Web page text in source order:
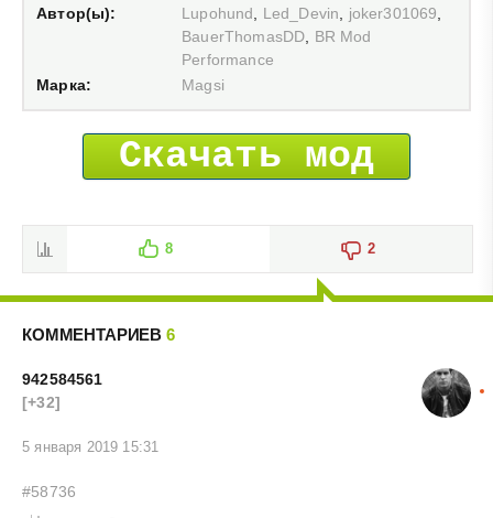
Автор(ы): Lupohund Led_Devin joker301069
BauerThomasDD
BR Mod
Performance
Марка:
Magsi
Скачать мод
8 2
КОММЕНТАРИЕВ 6
942584561
[+32]
5 января 2019 15:31
#58736